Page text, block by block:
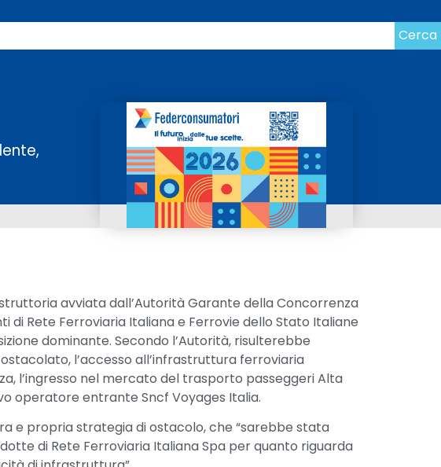
Cerca
avviata dall’Autorità Garante della Concorrenza
di Rete Ferroviaria Italiana e Ferrovie dello Stato Italiane
dominante. Secondo l’Autorità, risulterebbe
l’accesso all’infrastruttura ferroviaria
l’ingresso nel mercato del trasporto passeggeri Alta
operatore entrante Sncf Voyages Italia.
e propria strategia di ostacolo, che “sarebbe stata
di Rete Ferroviaria Italiana Spa per quanto riguarda